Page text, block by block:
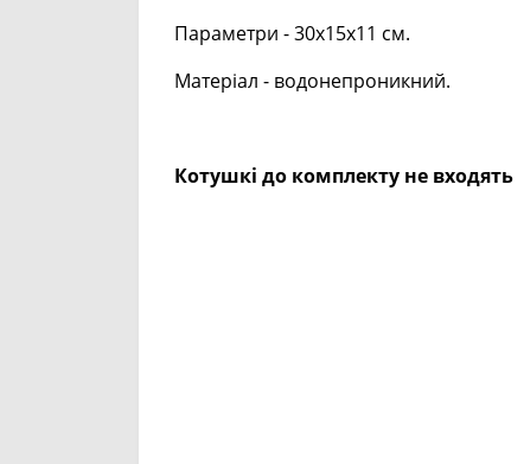
Параметри - 30х15х11 см.
Матеріал - водонепроникний.
Котушкі до комплекту не входять